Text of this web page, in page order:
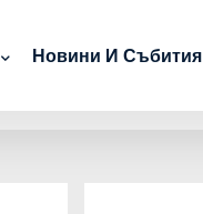
Новини И Събития